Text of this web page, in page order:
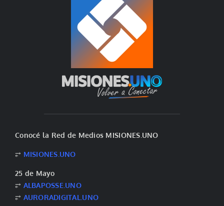
Conocé la Red de Medios MISIONES.UNO
⥂ MISIONES.UNO
25 de Mayo
⥂ ALBAPOSSE.UNO
⥂ AURORADIGITAL.UNO